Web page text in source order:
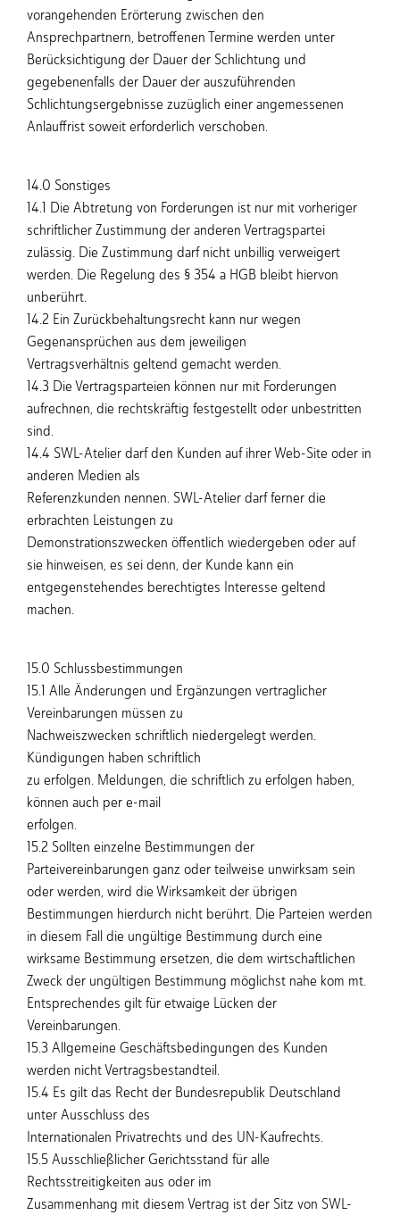
vorangehenden Erörterung zwischen den
Ansprechpartnern, betroffenen Termine werden unter
Berücksichtigung der Dauer der Schlichtung und
gegebenenfalls der Dauer der auszuführenden
Schlichtungsergebnisse zuzüglich einer angemessenen
Anlauffrist soweit erforderlich verschoben.
14.0 Sonstiges
14.1 Die Abtretung von Forderungen ist nur mit vorheriger
schriftlicher Zustimmung der anderen Vertragspartei
zulässig. Die Zustimmung darf nicht unbillig verweigert
werden. Die Regelung des § 354 a HGB bleibt hiervon
unberührt.
14.2 Ein Zurückbehaltungsrecht kann nur wegen
Gegenansprüchen aus dem jeweiligen
Vertragsverhältnis geltend gemacht werden.
14.3 Die Vertragsparteien können nur mit Forderungen
aufrechnen, die rechtskräftig festgestellt oder unbestritten
sind.
14.4 SWL-Atelier darf den Kunden auf ihrer Web-Site oder in
anderen Medien als
Referenzkunden nennen. SWL-Atelier darf ferner die
erbrachten Leistungen zu
Demonstrationszwecken öffentlich wiedergeben oder auf
sie hinweisen, es sei denn, der Kunde kann ein
entgegenstehendes berechtigtes Interesse geltend
machen.
15.0 Schlussbestimmungen
15.1 Alle Änderungen und Ergänzungen vertraglicher
Vereinbarungen müssen zu
Nachweiszwecken schriftlich niedergelegt werden.
Kündigungen haben schriftlich
zu erfolgen. Meldungen, die schriftlich zu erfolgen haben,
können auch per e-mail
erfolgen.
15.2 Sollten einzelne Bestimmungen der
Parteivereinbarungen ganz oder teilweise unwirksam sein
oder werden, wird die Wirksamkeit der übrigen
Bestimmungen hierdurch nicht berührt. Die Parteien werden
in diesem Fall die ungültige Bestimmung durch eine
wirksame Bestimmung ersetzen, die dem wirtschaftlichen
Zweck der ungültigen Bestimmung möglichst nahe kom mt.
Entsprechendes gilt für etwaige Lücken der
Vereinbarungen.
15.3 Allgemeine Geschäftsbedingungen des Kunden
werden nicht Vertragsbestandteil.
15.4 Es gilt das Recht der Bundesrepublik Deutschland
unter Ausschluss des
Internationalen Privatrechts und des UN-Kaufrechts.
15.5 Ausschließlicher Gerichtsstand für alle
Rechtsstreitigkeiten aus oder im
Zusammenhang mit diesem Vertrag ist der Sitz von SWL-